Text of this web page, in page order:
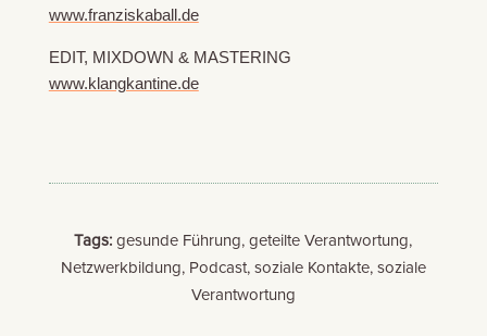
www.franziskaball.de
EDIT, MIXDOWN & MASTERING
www.klangkantine.de
Tags: gesunde Führung, geteilte Verantwortung,
Netzwerkbildung, Podcast, soziale Kontakte, soziale
Verantwortung